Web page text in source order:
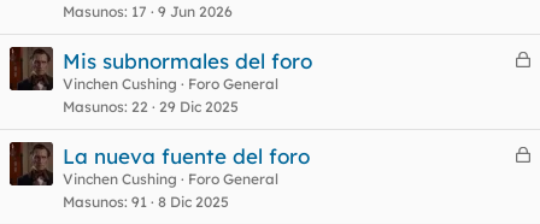
Masunos 17 9 Jun 2026
C
r
a
Mis subnormales del foro
Vinchen Cushing
Foro General
Masunos 22 29 Dic 2025
C
La nueva fuente del foro
Vinchen Cushing
Foro General
Masunos 91 8 Dic 2025